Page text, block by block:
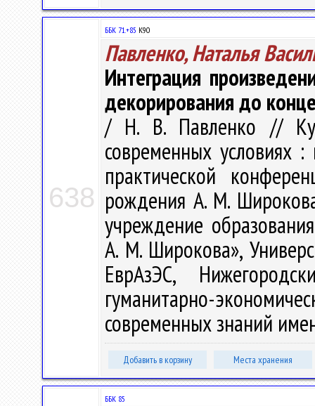
638
ББК 71.+85 К90
Павленко, Наталья
Интеграция
декорирования до
/ Н. В. Павленко //
современных условиях
практической
рождения А. М.
учреждение
А. М. Широкова»,
ЕврАзЭС,
гуманитарно-
современных знаний
Добавить в корзину Места хранения
ББК 85